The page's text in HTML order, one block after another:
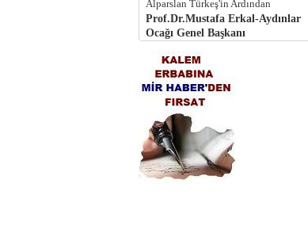
Alparslan Türkeş'in Ardından
Prof.Dr.Mustafa Erkal-Aydınlar
Ocağı Genel Başkanı